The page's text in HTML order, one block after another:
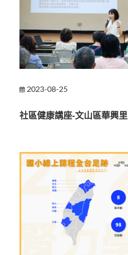
2023-08-25
社區健康講座-文山區華興里